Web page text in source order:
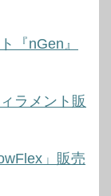
『nGen』
ラメント販
」販売